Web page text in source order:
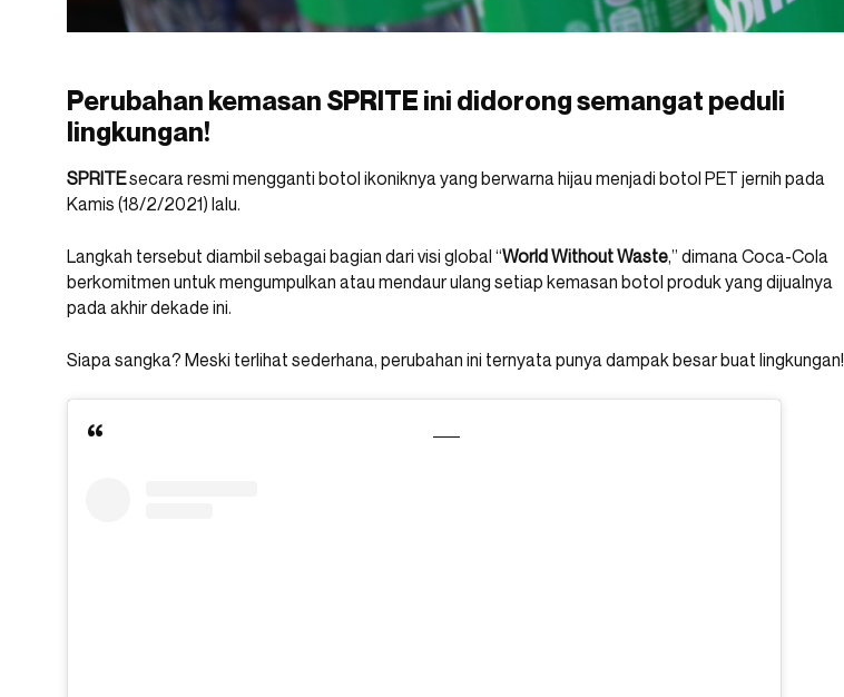
Perubahan kemasan SPRITE ini didorong semangat peduli
lingkungan!
SPRITEsecara resmi mengganti botol ikoniknya yang berwarna hijau menjadi botol PET jernih pada
Kamis (18/2/2021) lalu.
Langkah tersebut diambil sebagai bagian dari visi global “World Without Waste,” dimana Coca-Cola
berkomitmen untuk mengumpulkan atau mendaur ulang setiap kemasan botol produk yang dijualnya
pada akhir dekade ini.
Siapa sangka? Meski terlihat sederhana, perubahan ini ternyata punya dampak besar buat lingkungan!